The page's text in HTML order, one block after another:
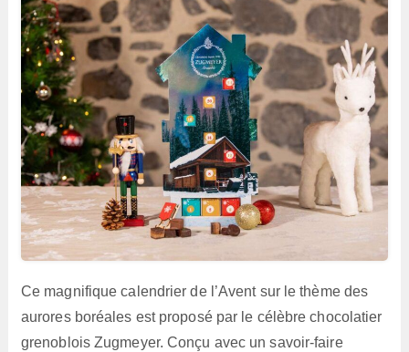
Ce magnifique calendrier de l’Avent sur le thème des
aurores boréales est proposé par le célèbre chocolatier
grenoblois Zugmeyer. Conçu avec un savoir-faire